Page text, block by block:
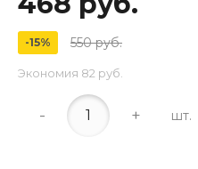
-15% 550 руб.
Экономия 82 руб.
- + шт.